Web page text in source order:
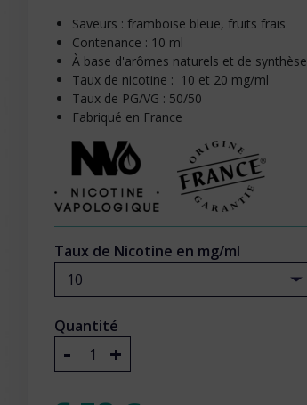
Saveurs : framboise bleue, fruits frais
Contenance : 10 ml
À base d'arômes naturels et de synthèse
Taux de nicotine : 10 et 20 mg/ml
Taux de PG/VG : 50/50
Fabriqué en France
Taux de Nicotine en mg/ml
10
Quantité
+
-